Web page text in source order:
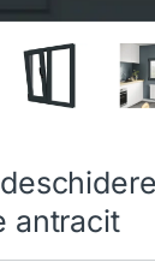
antracit